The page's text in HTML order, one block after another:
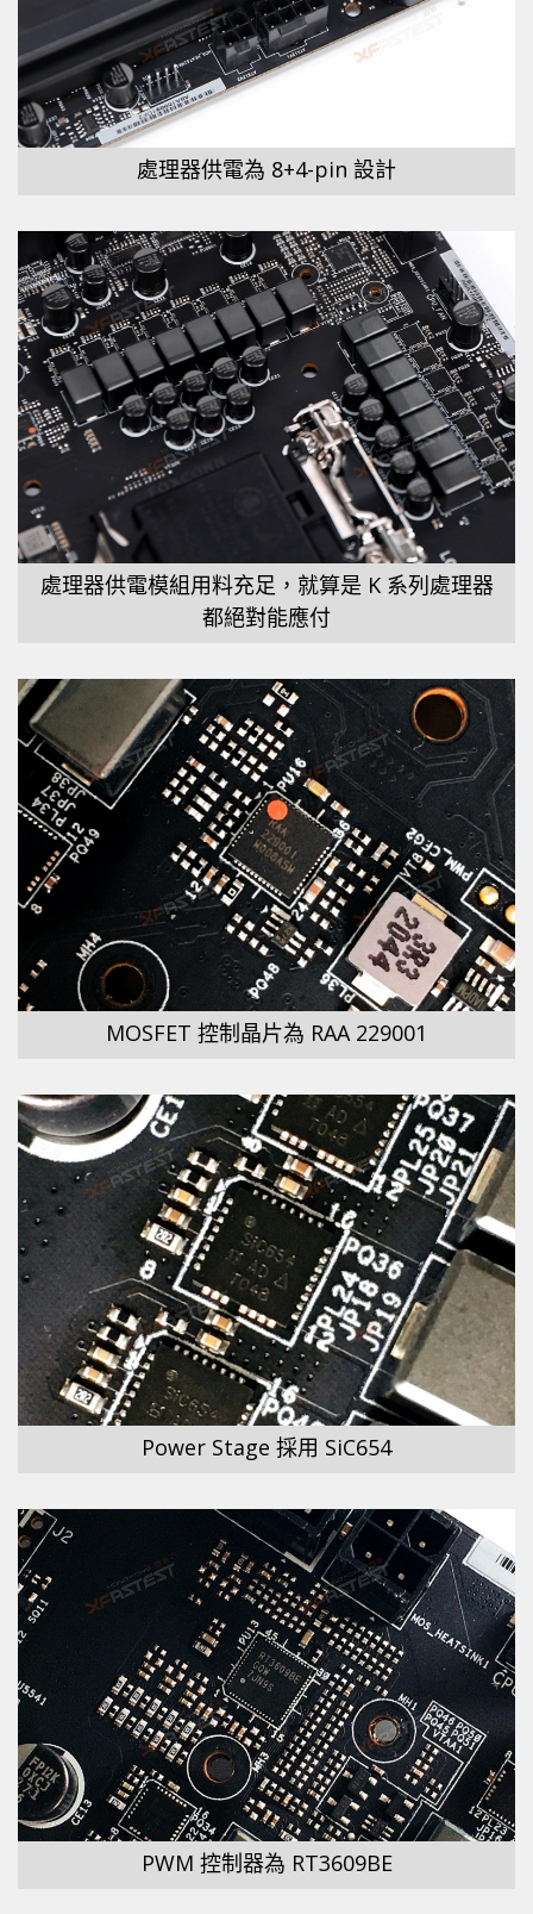
處理器供電為 8+4-pin 設計
處理器供電模組用料充足，就算是 K 系列處理器
都絕對能應付
MOSFET 控制晶片為 RAA 229001
Power Stage 採用 SiC654
PWM 控制器為 RT3609BE